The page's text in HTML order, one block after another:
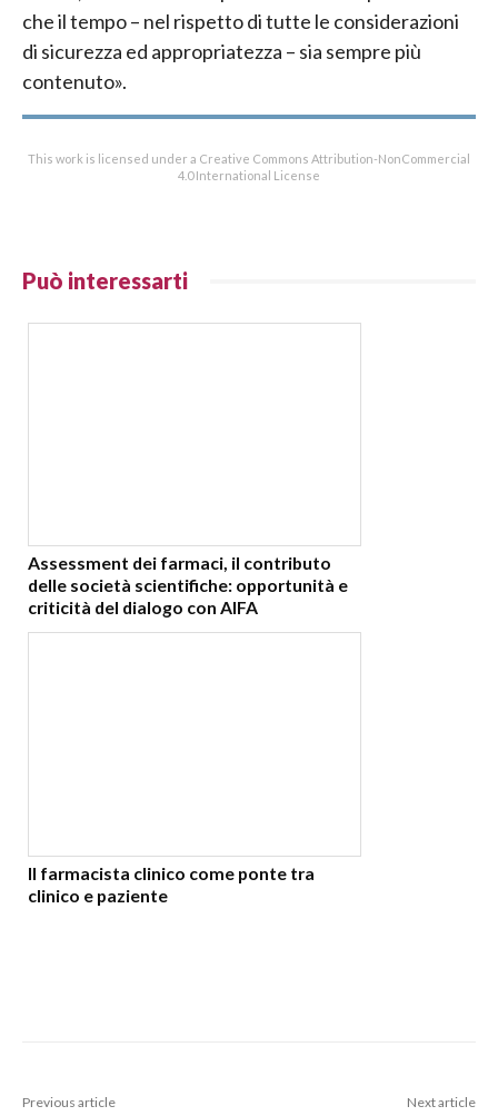
che il tempo – nel rispetto di tutte le considerazioni
di sicurezza ed appropriatezza – sia sempre più
contenuto».
This work is licensed under a Creative Commons Attribution-NonCommercial
4.0 International License
Può interessarti
Assessment dei farmaci, il contributo
delle società scientifiche: opportunità e
criticità del dialogo con AIFA
Il farmacista clinico come ponte tra
clinico e paziente
Previous article Next article